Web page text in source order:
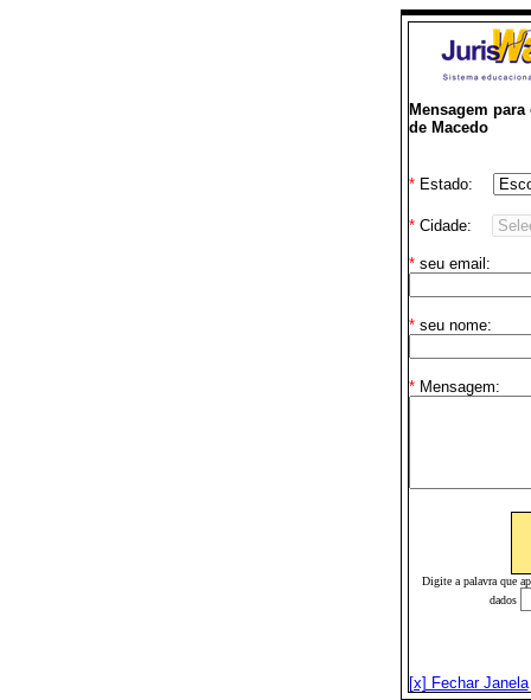
Mensagem
de Macedo
*Estado:
*Cidade:
*seu email:
*seu nome:
*Mensagem:
Digite a palavra que
dados
[x] Fechar Janela